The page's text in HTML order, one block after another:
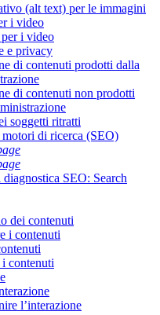
(alt text) per le immagini
i video
i video
e privacy
di contenuti prodotti dalla
di contenuti non prodotti
soggetti ritratti
di ricerca (SEO)
SEO: Search
dei contenuti
i contenuti
contenuti
l’interazione